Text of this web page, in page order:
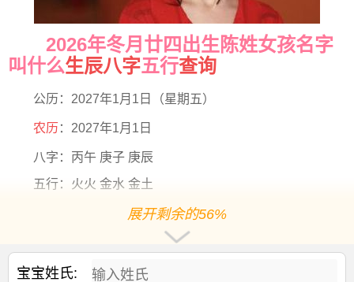
2026年冬月廿四出生陈姓女孩名字
叫什么生辰八字五行查询
公历：2027年1月1日（星期五）
农历 ：2027年1月1日
八字：丙午 庚子 庚辰
五行：火火 金水 金土
方位：南南 西北 西中
生肖：马
展开剩余的56%
宝宝姓氏: